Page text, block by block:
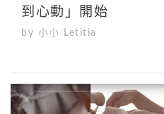
到心動」開始
by 小小 Letitia